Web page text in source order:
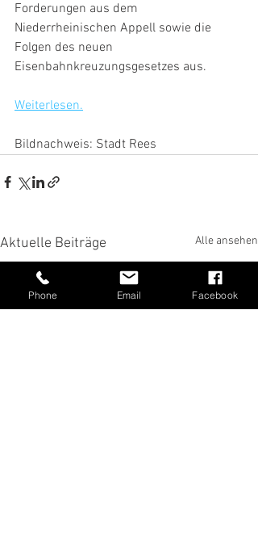
Forderungen aus dem
Niederrheinischen Appell sowie die
Folgen des neuen
Eisenbahnkreuzungsgesetzes aus.
Weiterlesen.
Bildnachweis: Stadt Rees
Aktuelle Beiträge Alle ansehen
Phone Email Facebook